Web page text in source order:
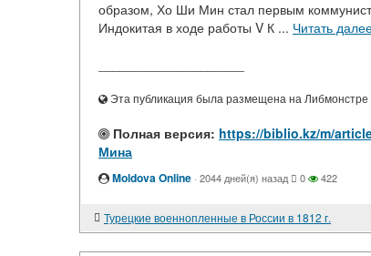
образом, Хо Ши Мин стал первым
Индокитая в ходе работы V К ... Читать
Эта публикация была размещена на Либмонстре
Полная версия: https://biblio.kz/m/
Мина
Moldova Online · 2044 дней(я) назад 0 422
Турецкие военнопленные в России в 1812 г.